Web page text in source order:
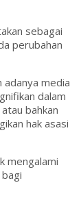
sebagai
perubahan
media
dalam
bahkan
hak asasi
mengalami